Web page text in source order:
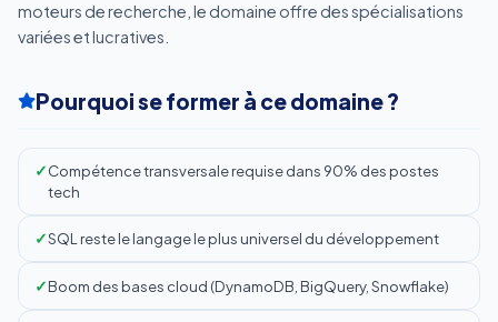
moteurs de recherche, le domaine offre des spécialisations
variées et lucratives.
Pourquoi se former à ce domaine ?
Compétence transversale requise dans 90% des postes
tech
SQL reste le langage le plus universel du développement
Boom des bases cloud (DynamoDB, BigQuery, Snowflake)